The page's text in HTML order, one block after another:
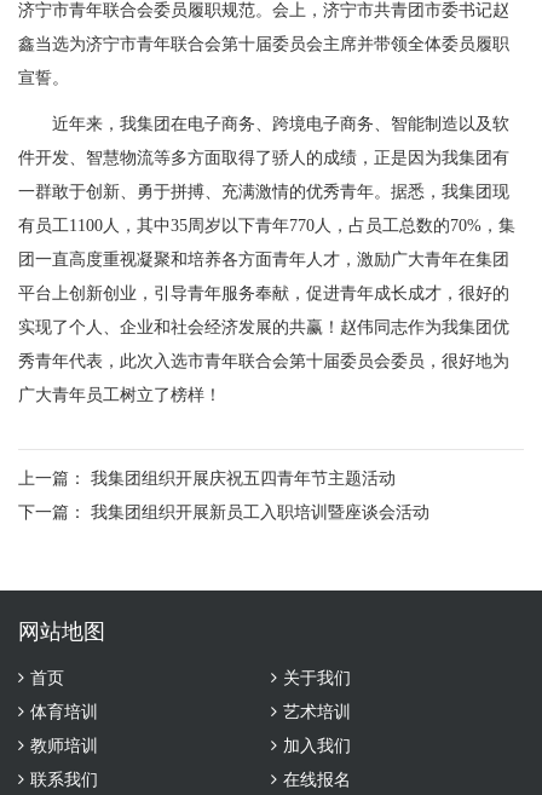
济宁市青年联合会委员履职规范。会上，济宁市共青团市委书记赵
鑫当选为济宁市青年联合会第十届委员会主席并带领全体委员履职
宣誓。
近年来，我集团在电子商务、跨境电子商务、智能制造以及软
件开发、智慧物流等多方面取得了骄人的成绩，正是因为我集团有
一群敢于创新、勇于拼搏、充满激情的优秀青年。据悉，我集团现
有员工1100人，其中35周岁以下青年770人，占员工总数的70%，集
团一直高度重视凝聚和培养各方面青年人才，激励广大青年在集团
平台上创新创业，引导青年服务奉献，促进青年成长成才，很好的
实现了个人、企业和社会经济发展的共赢！赵伟同志作为我集团优
秀青年代表，此次入选市青年联合会第十届委员会委员，很好地为
广大青年员工树立了榜样！
上一篇：
我集团组织开展庆祝五四青年节主题活动
下一篇：
我集团组织开展新员工入职培训暨座谈会活动
网站地图
首页
关于我们
体育培训
艺术培训
教师培训
加入我们
联系我们
在线报名